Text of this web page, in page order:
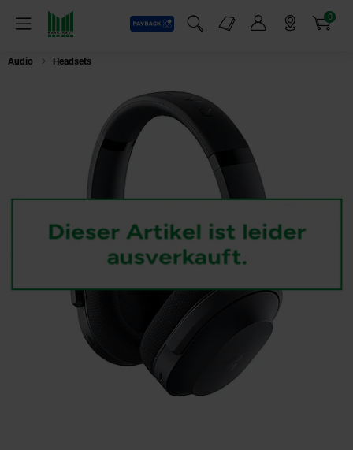
Menü
Payback
Suchfeld einblenden
Markt-Angebote 0
Artikel
Audio Headsets